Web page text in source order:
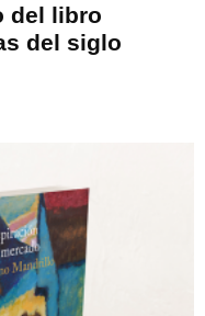
del libro
del siglo